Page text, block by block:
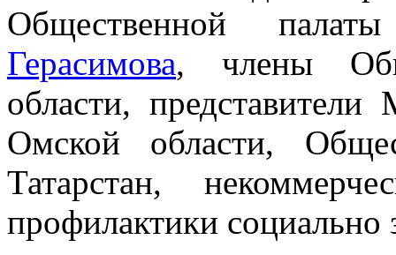
Общественной
Герасимова, члены
области, представители
Омской области,
Татарстан,
профилактики социально